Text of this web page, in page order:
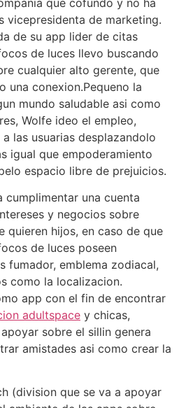
vicepresidenta de marketing.
de su app lider de citas
de luces llevo buscando
cualquier alto gerente, que
una conexion.Pequeno la
mundo saludable asi­ como
Wolfe ideo el empleo,
las usuarias desplazandolo
igual que empoderamiento
espacio libre de prejuicios.
cumplimentar una cuenta
y negocios sobre
quieren hijos, en caso de que
de luces poseen
fumador, emblema zodiacal,
como la localizacion.
app con el fin de encontrar
adultspace y chicas,
sobre el silli­n genera
amistades asi­ como crear la
(division que se va a apoyar